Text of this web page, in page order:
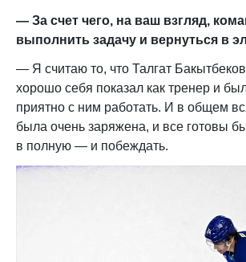
— За счет чего, на ваш взгляд,
выполнить задачу и вернуться в
— Я считаю то, что Талгат
хорошо себя показал как тренер и
приятно с ним работать. И в общем
была очень заряжена, и все готовы
в полную — и побеждать.